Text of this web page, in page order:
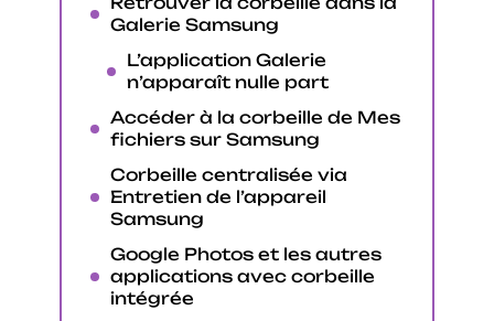
Galerie Samsung
L’application Galerie
n’apparaît nulle part
Accéder à la corbeille de Mes
fichiers sur Samsung
Corbeille centralisée via
Entretien de l’appareil
Samsung
Google Photos et les autres
applications avec corbeille
intégrée